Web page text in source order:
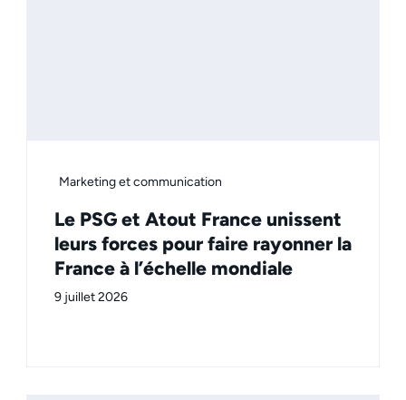
Marketing et communication
Le PSG et Atout France unissent
leurs forces pour faire rayonner la
France à l’échelle mondiale
9 juillet 2026